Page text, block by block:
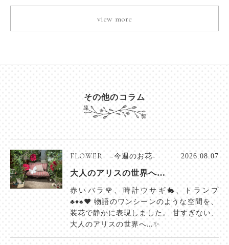
view more
その他のコラム
FLOWER −今週のお花− 2026.08.07
大人のアリスの世界へ…
赤いバラ🌹、時計ウサギ🐇、トランプ
♣️♦️♠️♥️ 物語のワンシーンのような空間を、
装花で静かに表現しました。 甘すぎない、
大人のアリスの世界へ…✨